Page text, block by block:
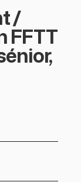
/
FFTT